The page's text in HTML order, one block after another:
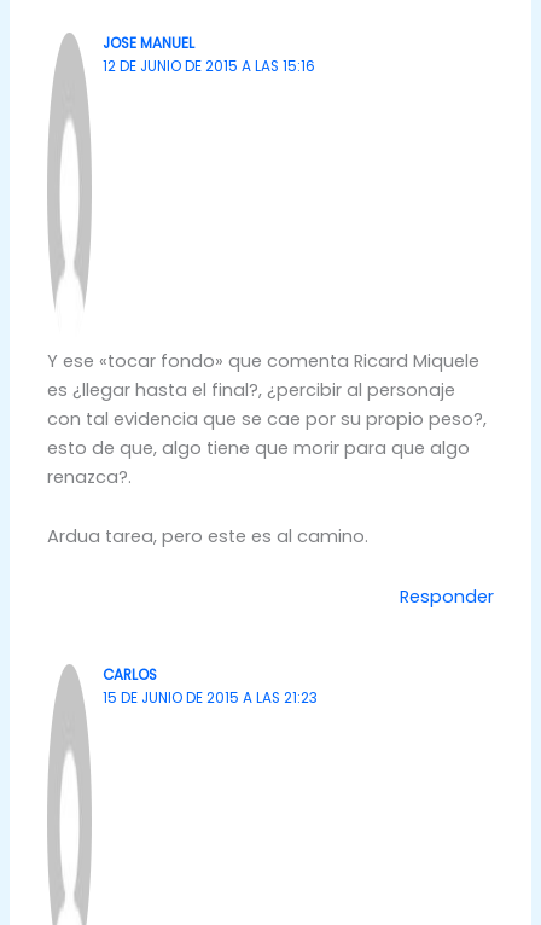
JOSE MANUEL
12 DE JUNIO DE 2015 A LAS 15:16
Y ese «tocar fondo» que comenta Ricard Miquele
es ¿llegar hasta el final?, ¿percibir al personaje
con tal evidencia que se cae por su propio peso?,
esto de que, algo tiene que morir para que algo
renazca?.
Ardua tarea, pero este es al camino.
Responder
CARLOS
15 DE JUNIO DE 2015 A LAS 21:23